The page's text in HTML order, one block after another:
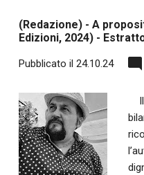
(Redazione) - A
Edizioni, 2024) -
Pubblicato il 24.10.24
Il